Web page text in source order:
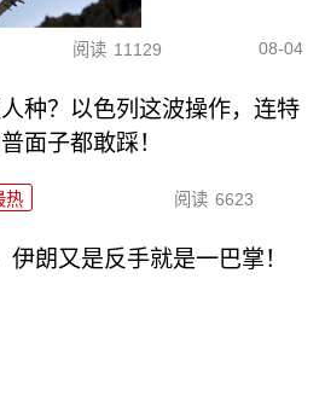
阅读 11129 08-04
种？以色列这波操作，连特
面子都敢踩！
热 阅读 6623
朗又是反手就是一巴掌！